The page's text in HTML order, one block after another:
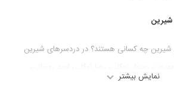
شیرین
شیرین چه کسانی هستند؟ در دردسرهای شیرین
رسول توکلی رضا توکلی امید روحانی
یوسف مرادیان
نمایش بیشتر